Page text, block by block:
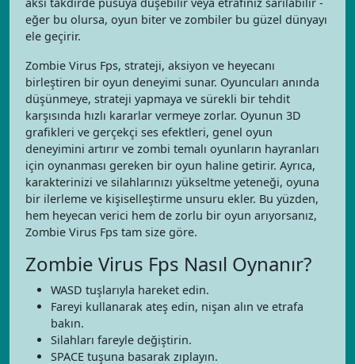
eğer bu olursa, oyun biter ve zombiler bu güzel dünyayı
ele geçirir.
Zombie Virus Fps, strateji, aksiyon ve heyecanı
birleştiren bir oyun deneyimi sunar. Oyuncuları anında
düşünmeye, strateji yapmaya ve sürekli bir tehdit
karşısında hızlı kararlar vermeye zorlar. Oyunun 3D
grafikleri ve gerçekçi ses efektleri, genel oyun
deneyimini artırır ve zombi temalı oyunların hayranları
için oynanması gereken bir oyun haline getirir. Ayrıca,
karakterinizi ve silahlarınızı yükseltme yeteneği, oyuna
bir ilerleme ve kişiselleştirme unsuru ekler. Bu yüzden,
hem heyecan verici hem de zorlu bir oyun arıyorsanız,
Zombie Virus Fps tam size göre.
Zombie Virus Fps Nasıl Oynanır?
WASD tuşlarıyla hareket edin.
Fareyi kullanarak ateş edin, nişan alın ve etrafa
bakın.
Silahları fareyle değiştirin.
SPACE tuşuna basarak zıplayın.